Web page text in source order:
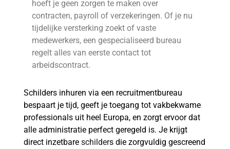
hoeft je geen zorgen te maken over
contracten, payroll of verzekeringen. Of je nu
tijdelijke versterking zoekt of vaste
medewerkers, een gespecialiseerd bureau
regelt alles van eerste contact tot
arbeidscontract.
Schilders inhuren via een recruitmentbureau
bespaart je tijd, geeft je toegang tot vakbekwame
professionals uit heel Europa, en zorgt ervoor dat
alle administratie perfect geregeld is. Je krijgt
direct inzetbare schilders die zorgvuldig gescreend